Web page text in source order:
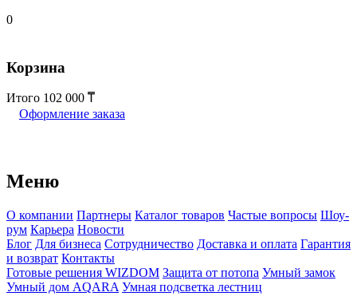
0
Корзина
Итого 102 000
Оформление заказа
Меню
О компании Партнеры Каталог товаров Частые вопросы Шоу-
рум Карьера Новости
Блог Для бизнеса Сотрудничество Доставка и оплата Гарантия
и возврат Контакты
Готовые решения WIZDOM Защита от потопа Умный замок
Умный дом AQARA Умная подсветка лестниц